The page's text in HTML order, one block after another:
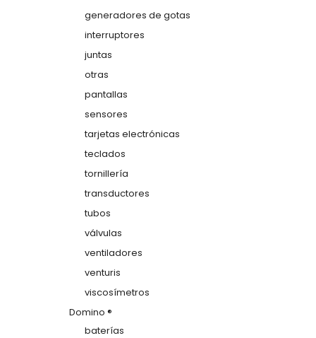
generadores de gotas
interruptores
juntas
otras
pantallas
sensores
tarjetas electrónicas
teclados
tornillería
transductores
tubos
válvulas
ventiladores
venturis
viscosímetros
Domino ®
baterías